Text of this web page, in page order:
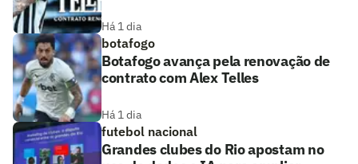
Há 1 dia
botafogo
Botafogo avança pela renovação de
contrato com Alex Telles
Há 1 dia
futebol nacional
Grandes clubes do Rio apostam no